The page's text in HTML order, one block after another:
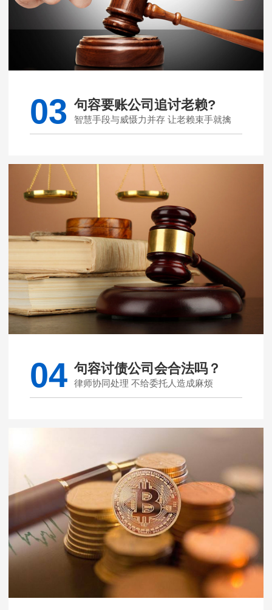
03 句容要账公司追讨老赖?
智慧手段与威慑力并存 让老赖束手就擒
04 句容讨债公司会合法吗？
律师协同处理 不给委托人造成麻烦